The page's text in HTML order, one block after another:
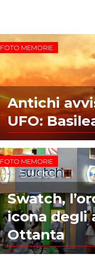
FOTO MEMORIE
Antichi
UFO:
FOTO MEMORIE
Swatch,
icona degli
Ottanta